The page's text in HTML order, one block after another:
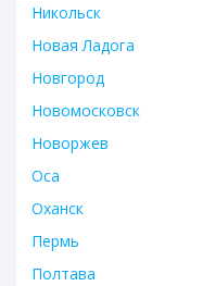
Никольск
Новая Ладога
Новгород
Новомосковск
Новоржев
Оса
Оханск
Пермь
Полтава